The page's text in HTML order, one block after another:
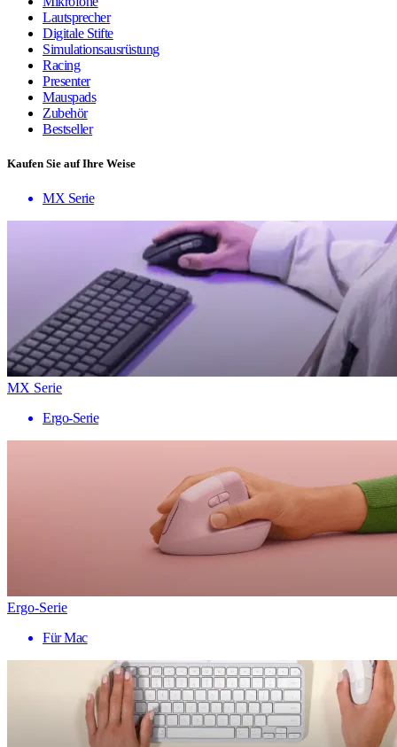
Lautsprecher
Digitale Stifte
Simulationsausrüstung
Racing
Presenter
Mauspads
Zubehör
Bestseller
Kaufen Sie auf Ihre Weise
MX Serie
MX Serie
Ergo-Serie
Ergo-Serie
Für Mac